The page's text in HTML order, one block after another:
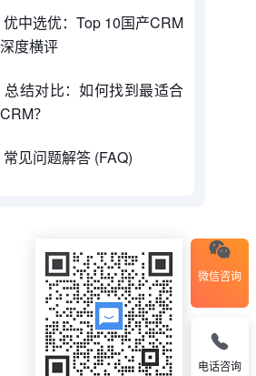
优中选优：Top 10国产CRM
度横评
总结对比：如何找到最适合
？
常见问题解答 (FAQ)
微信咨询
电话咨询